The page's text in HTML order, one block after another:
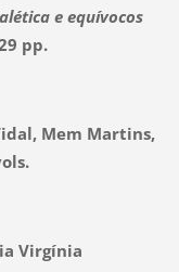
e equívocos
pp.
Mem Martins,
Virgínia